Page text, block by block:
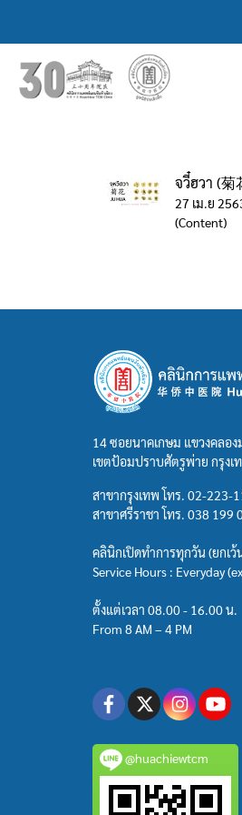
จวี๋ฮวา (
27 เม.ย
(Content)
14 ซอยนาคเกษม แขวงคลอ
เขตป้อมปราบศัตรูพ่าย กรุงเ
สาขากรุงเทพ โทร. 02-223-
สาขาศรีราชา โทร. 038 199
คลินิกเปิดทำการทุกวัน (ยกเ
Service Hours : Everyday
ตั้งแต่เวลา 08.00 - 16.00 น.
From 8 AM – 4 PM
@huachiewtcm